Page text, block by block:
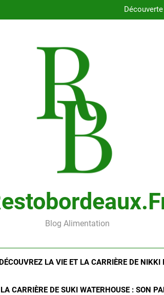
Comment
Blog Alimentation
DÉCOUVREZ LA VIE ET LA CARRIÈRE DE NIKKI
CARRIÈRE DE SUKI WATERHOUSE : SON